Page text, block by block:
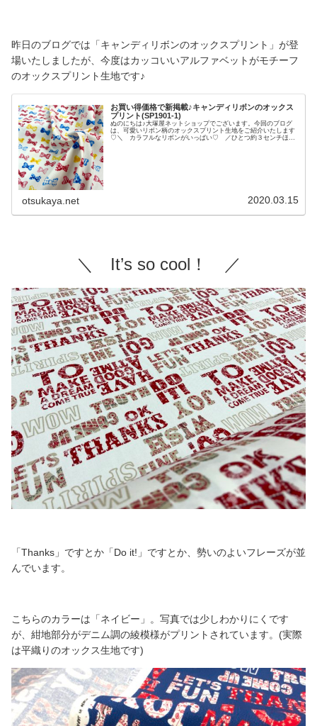
昨日のブログでは「キャンディリボンのオックスプリント」が登
場いたしましたが、今度はカッコいいアルファベットがモチーフ
のオックスプリント生地です♪
お買い得価格で新掲載♪キャンディリボンのオックス
プリント(SP1901-1)
ぬのにちは♪大塚屋ネットショップでございます。今回のブログ
は、可愛いリボン柄のオックスプリント生地をご紹介いたします
♡＼ カラフルなリボンがいっぱい♡ ／ひとつ約３センチほど
otsukaya.net 2020.03.15
＼ It’s so cool！ ／
「Thanks」ですとか「Do it!」ですとか、勢いのよいフレーズが並
んでいます。
こちらのカラーは「ネイビー」。写真では少しわかりにくです
が、紺地部分がデニム調の綾模様がプリントされています。(実際
は平織りのオックス生地です)